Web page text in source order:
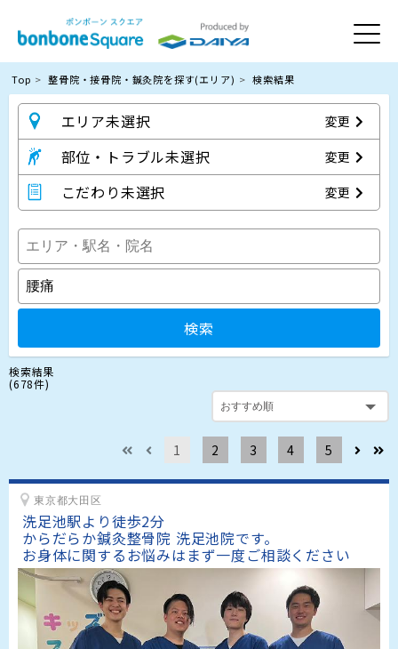
Top 整骨院・接骨院・鍼灸院を探す(エリア) 検索結果
エリア未選択 変更
部位・トラブル未選択 変更
こだわり未選択 変更
検索
検索結果
(678件)
1 2 3 4 5
東京都大田区
洗足池駅より徒歩2分
からだらか鍼灸整骨院 洗足池院です。
お身体に関するお悩みはまず一度ご相談ください